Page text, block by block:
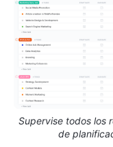
Supervise todos los
de